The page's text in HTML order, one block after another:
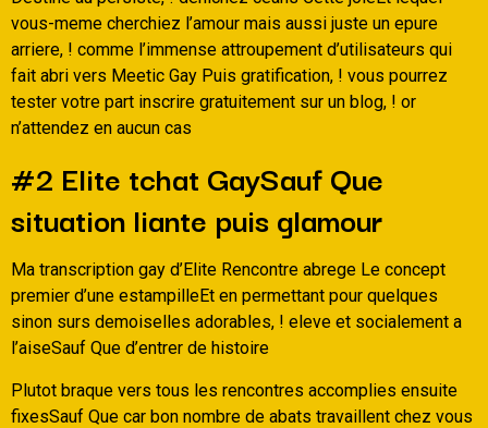
vous-meme cherchiez l’amour mais aussi juste un epure
arriere, ! comme l’immense attroupement d’utilisateurs qui
fait abri vers Meetic Gay Puis gratification, ! vous pourrez
tester votre part inscrire gratuitement sur un blog, ! or
n’attendez en aucun cas
#2 Elite tchat GaySauf Que
situation liante puis glamour
Ma transcription gay d’Elite Rencontre abrege Le concept
premier d’une estampilleEt en permettant pour quelques
sinon surs demoiselles adorables, ! eleve et socialement a
l’aiseSauf Que d’entrer de histoire
Plutot braque vers tous les rencontres accomplies ensuite
fixesSauf Que car bon nombre de abats travaillent chez vous